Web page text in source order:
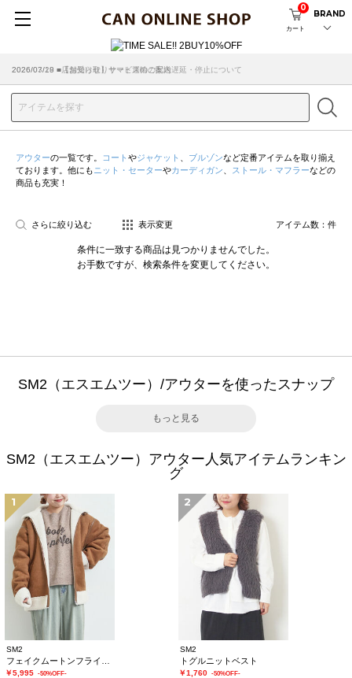
カート
0
BRAND
2026/07/29 ■【お知らせ】ヤマト運輸の配送遅延・停止について
2026/03/18 ■店舗受け取りサービスのご案内
アウターの一覧です。 コート やジャケット ブルゾンなど定番アイテムを取り揃え
ております。他にも ニット・セーターやカーディガン ストール・マフラーなどの
商品も充実！
さらに絞り込む 表示変更 アイテム数： 件
条件に一致する商品は見つかりませんでした。
お手数ですが、検索条件を変更してください。
SM2（エスエムツー）/アウターを使ったスナップ
もっと見る
SM2（エスエムツー）アウター人気アイテムランキン
グ
1
SM2
￥5,995 -50%OFF-
2
SM2
トグルニットベスト
￥1,760 -50%OFF-